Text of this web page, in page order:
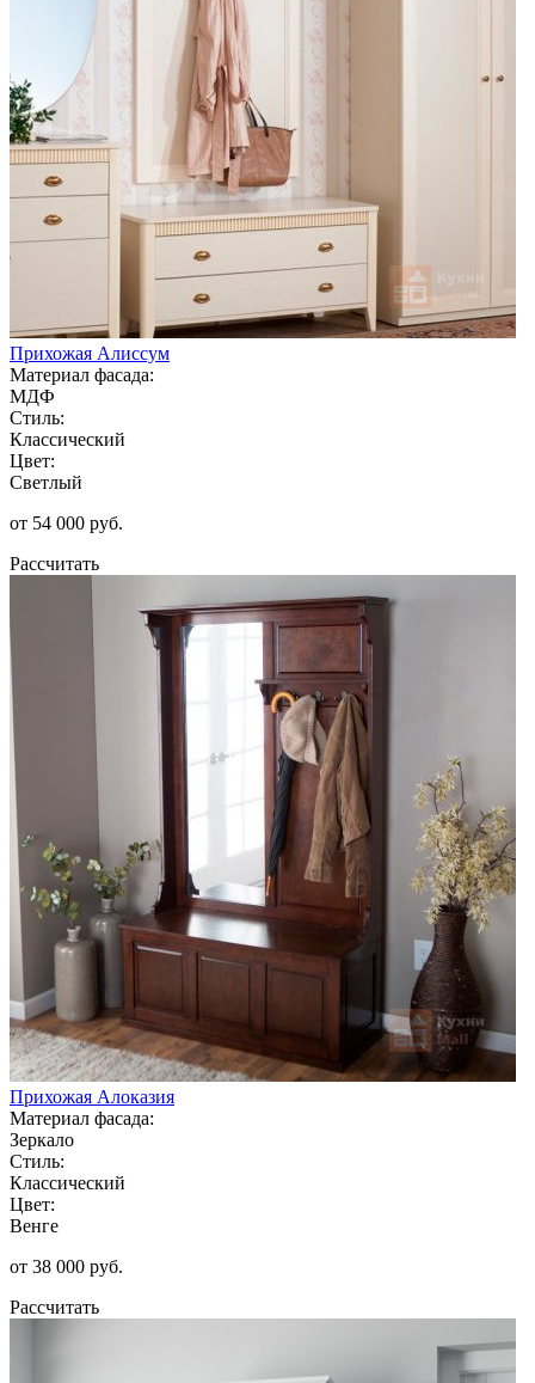
Прихожая Алиссум
Материал фасада:
МДФ
Стиль:
Классический
Цвет:
Светлый
от 54 000 руб.
Рассчитать
Прихожая Алоказия
Материал фасада:
Зеркало
Стиль:
Классический
Цвет:
Венге
от 38 000 руб.
Рассчитать